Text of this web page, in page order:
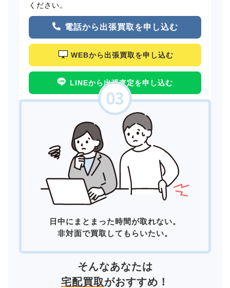
ください。
電話から出張買取を申し込む
WEBから出張買取を申し込む
LINEから出張査定を申し込む
日中にまとまった時間が取れない。
非対面で買取してもらいたい。
そんなあなたは
宅配買取がおすすめ！